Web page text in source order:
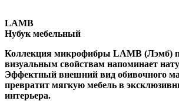
LAMB
Нубук мебельный
Коллекция микрофибры LAMB (Лэмб)
визуальным свойствам напоминает
Эффектный внешний вид обивочного
превратит мягкую мебель в
интерьера.